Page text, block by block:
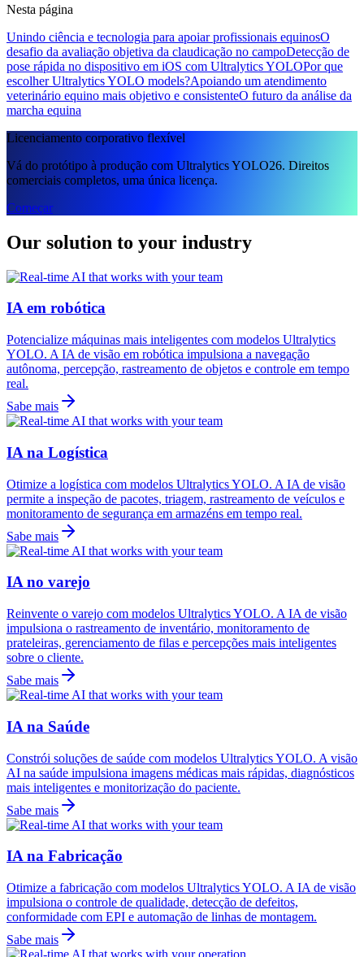
Nesta página
Unindo ciência e tecnologia para apoiar profissionais equinosO
desafio da avaliação objetiva da claudicação no campoDetecção de
pose rápida no dispositivo em iOS com Ultralytics YOLOPor que
escolher Ultralytics YOLO models?Apoiando um atendimento
veterinário equino mais objetivo e consistenteO futuro da análise da
marcha equina
Licenciamento corporativo flexível
Vá do protótipo à produção com Ultralytics YOLO26. Direitos
comerciais completos, uma única licença.
Começar
Our solution to your industry
IA em robótica
Potencialize máquinas mais inteligentes com modelos Ultralytics
YOLO. A IA de visão em robótica impulsiona a navegação
autônoma, percepção, rastreamento de objetos e controle em tempo
real.
Sabe mais
IA na Logística
Otimize a logística com modelos Ultralytics YOLO. A IA de visão
permite a inspeção de pacotes, triagem, rastreamento de veículos e
monitoramento de segurança em armazéns em tempo real.
Sabe mais
IA no varejo
Reinvente o varejo com modelos Ultralytics YOLO. A IA de visão
impulsiona o rastreamento de inventário, monitoramento de
prateleiras, gerenciamento de filas e percepções mais inteligentes
sobre o cliente.
Sabe mais
IA na Saúde
Constrói soluções de saúde com modelos Ultralytics YOLO. A visão
AI na saúde impulsiona imagens médicas mais rápidas, diagnósticos
mais inteligentes e monitorização do paciente.
Sabe mais
IA na Fabricação
Otimize a fabricação com modelos Ultralytics YOLO. A IA de visão
impulsiona o controle de qualidade, detecção de defeitos,
conformidade com EPI e automação de linhas de montagem.
Sabe mais